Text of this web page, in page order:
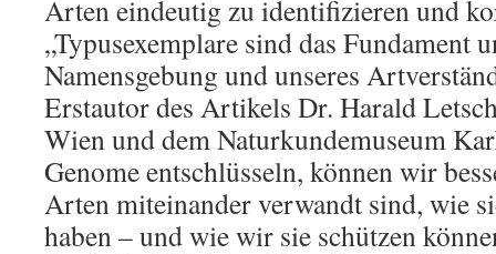
Arten eindeutig zu identifizieren und
„Typusexemplare sind das Fundament
Namensgebung und unseres
Erstautor des Artikels Dr. Harald
Wien und dem Naturkundemuseum
Genome entschlüsseln, können wir
Arten miteinander verwandt sind, wie
haben – und wie wir sie schützen